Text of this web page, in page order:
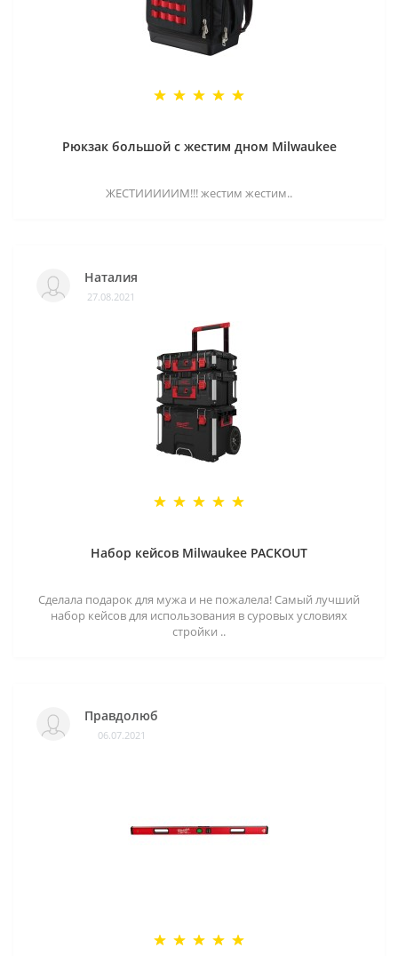
Рюкзак большой с жестим дном Milwaukee
ЖЕСТИИИИИМ!!! жестим жестим..
Наталия
27.08.2021
Набор кейсов Milwaukee PACKOUT
Сделала подарок для мужа и не пожалела! Самый лучший
набор кейсов для использования в суровых условиях
стройки ..
Правдолюб
06.07.2021